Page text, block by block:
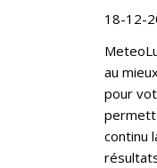
18-12-
au
pour
continu